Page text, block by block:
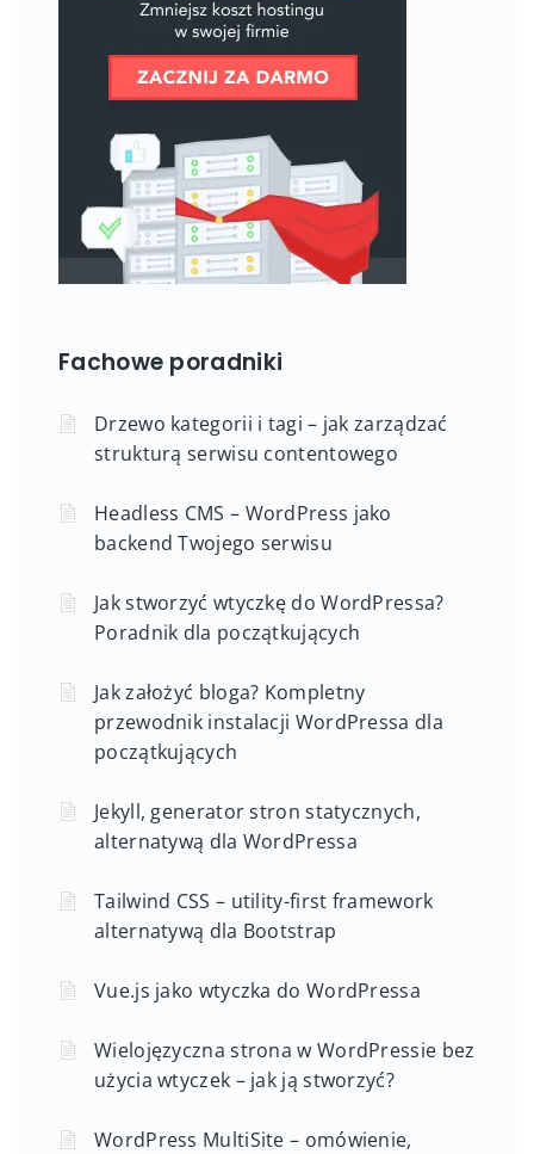
Fachowe poradniki
Drzewo kategorii i tagi – jak zarządzać
strukturą serwisu contentowego
Headless CMS – WordPress jako
backend Twojego serwisu
Jak stworzyć wtyczkę do WordPressa?
Poradnik dla początkujących
Jak założyć bloga? Kompletny
przewodnik instalacji WordPressa dla
początkujących
Jekyll, generator stron statycznych,
alternatywą dla WordPressa
Tailwind CSS – utility-first framework
alternatywą dla Bootstrap
Vue.js jako wtyczka do WordPressa
Wielojęzyczna strona w WordPressie bez
użycia wtyczek – jak ją stworzyć?
WordPress MultiSite – omówienie,